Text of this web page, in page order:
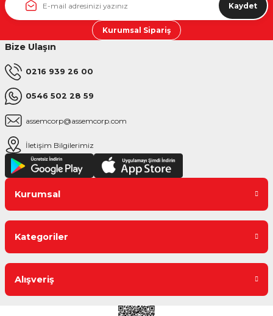
Kaydet
Kurumsal Sipariş
Bize Ulaşın
0216 939 26 00
0546 502 28 59
assemcorp@assemcorp.com
İletişim Bilgilerimiz
Kurumsal
Kategoriler
Alışveriş